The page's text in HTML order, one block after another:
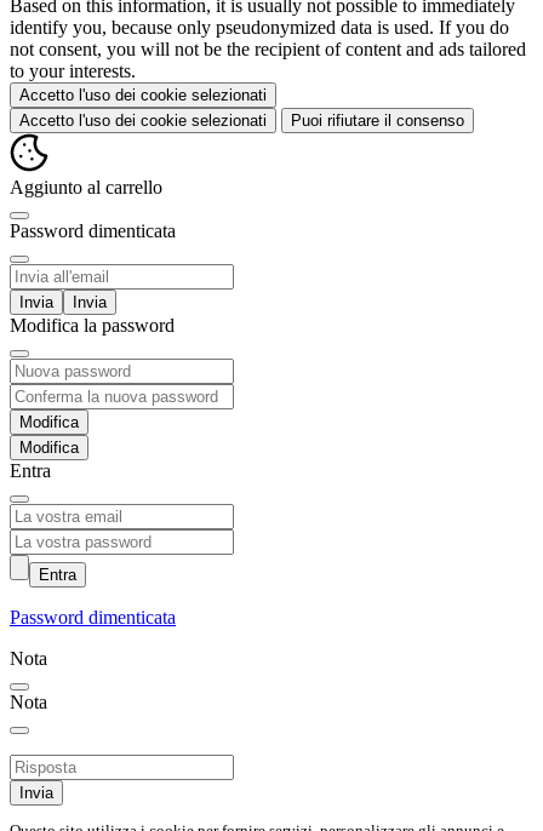
Based on this information, it is usually not possible to immediately
identify you, because only pseudonymized data is used. If you do
not consent, you will not be the recipient of content and ads tailored
to your interests.
Accetto l'uso dei cookie selezionati
Accetto l'uso dei cookie selezionati
Puoi rifiutare il consenso
Aggiunto al carrello
Password dimenticata
Invia
Modifica la password
Modifica
Entra
Entra
Password dimenticata
Nota
Nota
Invia